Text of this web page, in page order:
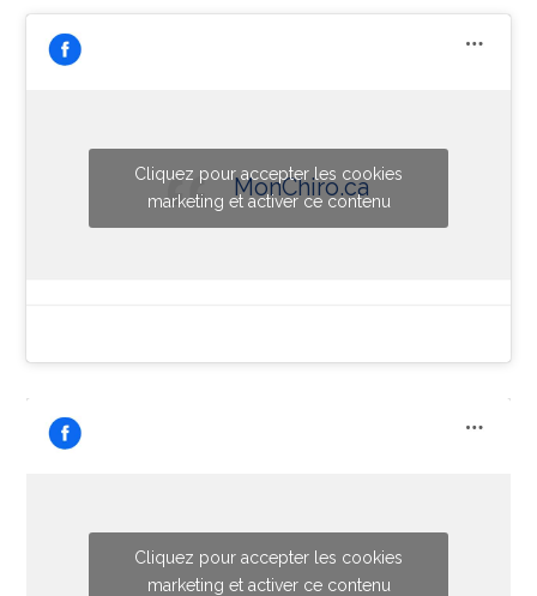
MonChiro.ca
Cliquez pour accepter les cookies
marketing et activer ce contenu
Cliquez pour accepter les cookies
marketing et activer ce contenu